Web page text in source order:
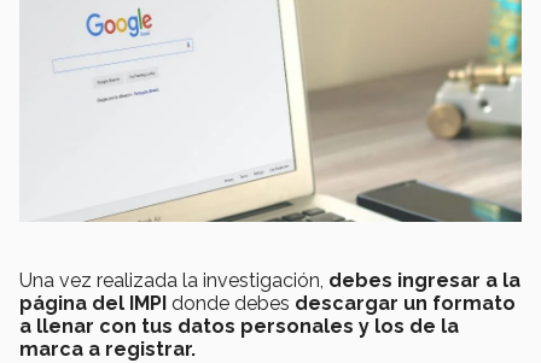
Una vez realizada la investigación, debes ingresar a la
página del IMPI donde debes descargar un formato
a llenar con tus datos personales y los de la
marca a registrar.